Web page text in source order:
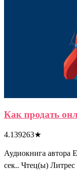
Как продать
4.139263★
Аудиокнига автора
сек.. Чтец(ы)